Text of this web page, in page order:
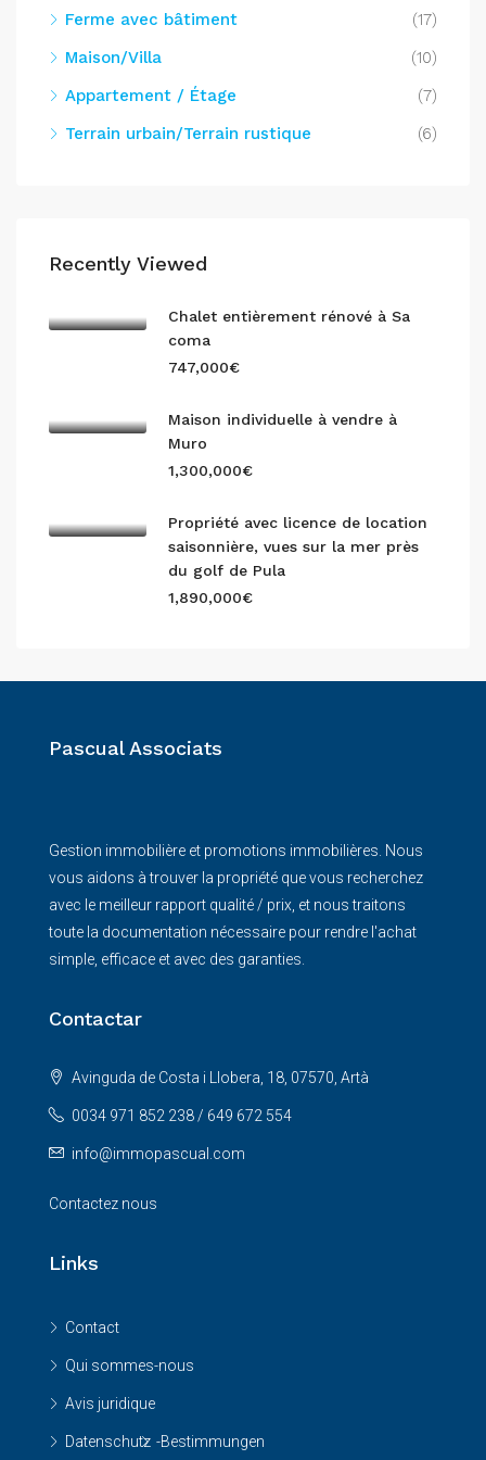
Ferme avec bâtiment
(17)
Maison/Villa
(10)
Appartement / Étage
(7)
Terrain urbain/Terrain rustique
(6)
Recently Viewed
Chalet entièrement rénové à Sa
coma
747,000€
Maison individuelle à vendre à
Muro
1,300,000€
Propriété avec licence de location
saisonnière, vues sur la mer près
du golf de Pula
1,890,000€
Pascual Associats
Gestion immobilière et promotions immobilières. Nous
vous aidons à trouver la propriété que vous recherchez
avec le meilleur rapport qualité / prix, et nous traitons
toute la documentation nécessaire pour rendre l'achat
simple, efficace et avec des garanties.
Contactar
Avinguda de Costa i Llobera, 18, 07570, Artà
0034 971 852 238 / 649 672 554
info@immopascual.com
Contactez nous
Links
Contact
Qui sommes-nous
Avis juridique
Datenschutz -Bestimmungen